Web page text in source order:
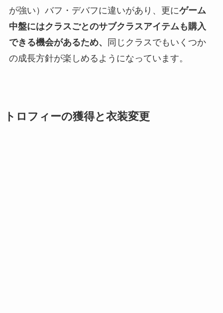
が強い）バフ・デバフに違いがあり、更にゲーム
中盤にはクラスごとのサブクラスアイテムも購入
できる機会があるため、
同じクラスでもいくつか
の成長方針が楽しめるようになっています。
トロフィーの獲得と衣装変更